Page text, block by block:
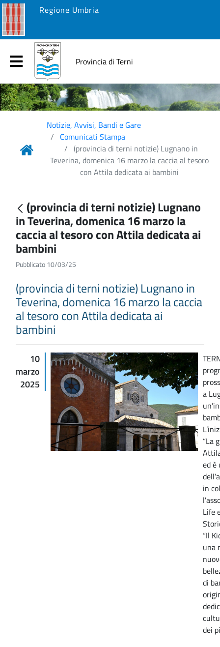
Regione Umbria
Provincia di Terni
Notizie, Avvisi, Bandi e Gare
Comunicati Stampa
(provincia di terni notizie) Lugnano in
Teverina, domenica 16 marzo la caccia al tesoro
con Attila dedicata ai bambini
(provincia di terni notizie) Lugnano
in Teverina, domenica 16 marzo la
caccia al tesoro con Attila dedicata ai
bambini
Pubblicato 10/03/25
(provincia di terni notizie) Lugnano in
Teverina, domenica 16 marzo la caccia
al tesoro con Attila dedicata ai
bambini
10
marzo
2025
a
“La
ed è
in
Life
“Il
una
di
dei